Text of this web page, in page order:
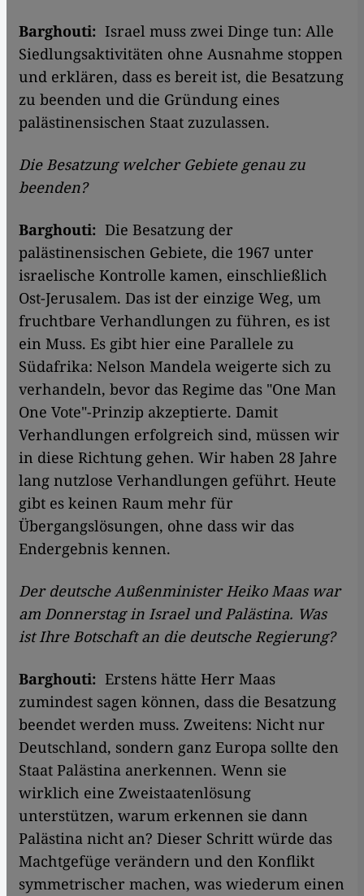
Barghouti: Israel muss zwei Dinge tun: Alle
Siedlungsaktivitäten ohne Ausnahme stoppen
und erklären, dass es bereit ist, die Besatzung
zu beenden und die Gründung eines
palästinensischen Staat zuzulassen.
Die Besatzung welcher Gebiete genau zu
beenden?
Barghouti: Die Besatzung der
palästinensischen Gebiete, die 1967 unter
israelische Kontrolle kamen, einschließlich
Ost-Jerusalem. Das ist der einzige Weg, um
fruchtbare Verhandlungen zu führen, es ist
ein Muss. Es gibt hier eine Parallele zu
Südafrika: Nelson Mandela weigerte sich zu
verhandeln, bevor das Regime das "One Man
One Vote"-Prinzip akzeptierte. Damit
Verhandlungen erfolgreich sind, müssen wir
in diese Richtung gehen. Wir haben 28 Jahre
lang nutzlose Verhandlungen geführt. Heute
gibt es keinen Raum mehr für
Übergangslösungen, ohne dass wir das
Endergebnis kennen.
Der deutsche Außenminister Heiko Maas war
am Donnerstag in Israel und Palästina. Was
ist Ihre Botschaft an die deutsche Regierung?
Barghouti: Erstens hätte Herr Maas
zumindest sagen können, dass die Besatzung
beendet werden muss. Zweitens: Nicht nur
Deutschland, sondern ganz Europa sollte den
Staat Palästina anerkennen. Wenn sie
wirklich eine Zweistaatenlösung
unterstützen, warum erkennen sie dann
Palästina nicht an? Dieser Schritt würde das
Machtgefüge verändern und den Konflikt
symmetrischer machen, was wiederum einen